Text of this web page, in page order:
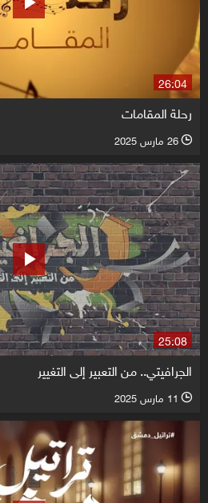
26:04
رحلة المقامات
l 26 مارس 2025
25:08
الجرافيتي.. من التعبير إلى التغيير
l 11 مارس 2025